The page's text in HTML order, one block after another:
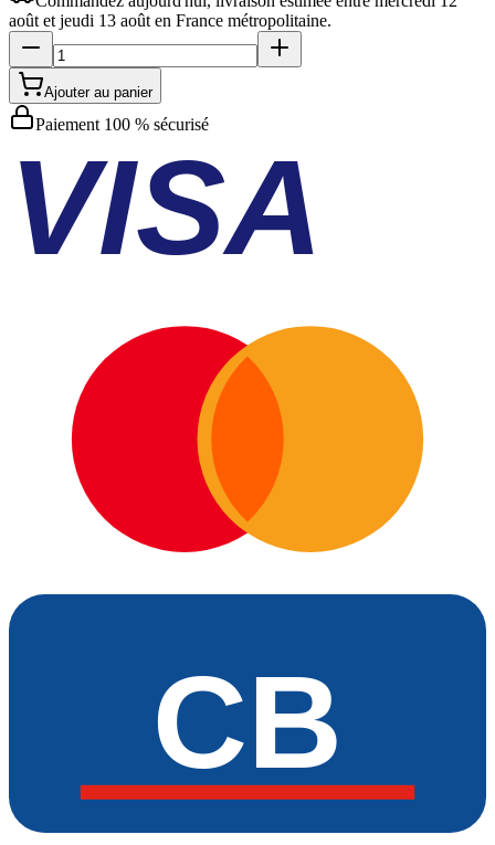
août et jeudi 13 août en France métropolitaine.
Ajouter au panier
Paiement 100 % sécurisé
VISA
CB